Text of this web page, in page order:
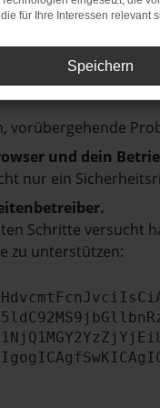
Werbeblocker,
vorübergehende
und dein
nur ein
Schritte versucht
zu unterstützen:
die für Ihre Interessen relevant
Speichern